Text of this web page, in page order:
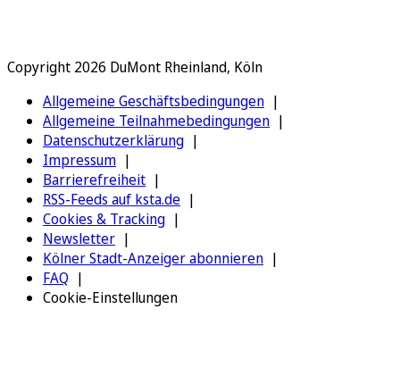
Copyright 2026 DuMont Rheinland, Köln
Allgemeine Geschäftsbedingungen
Allgemeine Teilnahmebedingungen
Datenschutzerklärung
Impressum
Barrierefreiheit
RSS-Feeds auf ksta.de
Cookies & Tracking
Newsletter
Kölner Stadt-Anzeiger abonnieren
FAQ
Cookie-Einstellungen